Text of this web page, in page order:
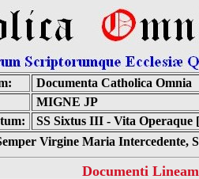
Documenta Catholica Omnia
MIGNE JP
SS Sixtus III - Vita Operaque
Virgine Maria Intercedente,
Documenti